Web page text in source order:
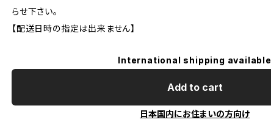
らせ下さい。
【配送日時の指定は出来ません】
International shipping available
Add to cart
日本国内にお住まいの方向け